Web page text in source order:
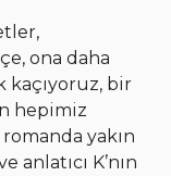
ona daha
kaçıyoruz, bir
hepimiz
yakın
anlatıcı K’nın